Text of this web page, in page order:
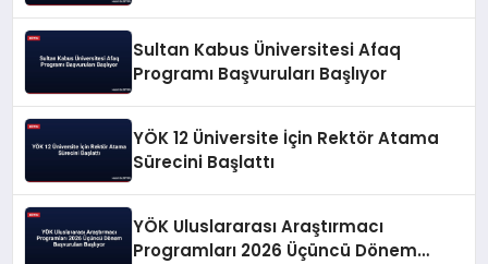
Sultan Kabus Üniversitesi Afaq
Programı Başvuruları Başlıyor
YÖK 12 Üniversite İçin Rektör Atama
Sürecini Başlattı
YÖK Uluslararası Araştırmacı
Programları 2026 Üçüncü Dönem